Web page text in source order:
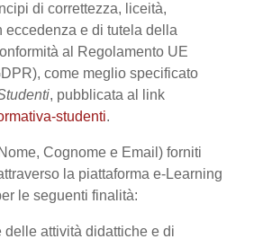
di correttezza, liceità,
eccedenza e di tutela della
al Regolamento UE
come meglio specificato
, pubblicata al link
studenti.
Cognome e Email) forniti
la piattaforma e-Learning
le seguenti finalità:
delle attività didattiche e di